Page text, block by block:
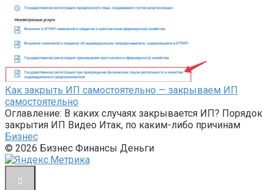
Как закрыть ИП самостоятельно — закрываем ИП
самостоятельно
Оглавление: В каких случаях закрывается ИП? Порядок
закрытия ИП Видео Итак, по каким-либо причинам
Бизнес
© 2026 Бизнес Финансы Деньги